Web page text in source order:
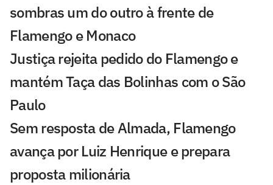
sombras um do outro à frente de
Flamengo e Monaco
Justiça rejeita pedido do Flamengo e
mantém Taça das Bolinhas com o São
Paulo
Sem resposta de Almada, Flamengo
avança por Luiz Henrique e prepara
proposta milionária